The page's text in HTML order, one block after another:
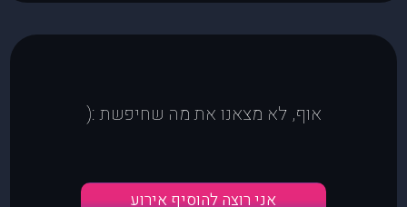
אוף, לא מצאנו את מה שחיפשת :(
אני רוצה להוסיף אירוע